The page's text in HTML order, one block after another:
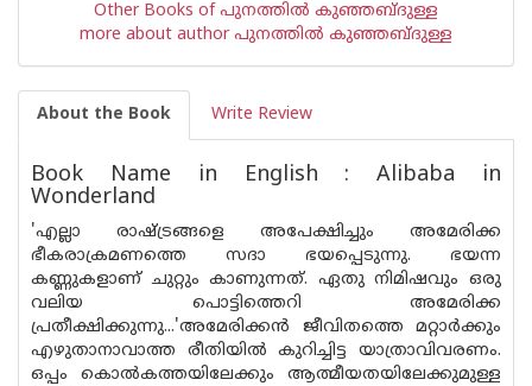
Other Books of പുനത്തില്‍ കുഞ്ഞബ്ദുള്ള
more about author പുനത്തില്‍ കുഞ്ഞബ്ദുള്ള
About the Book Write Review
Book Name in English : Alibaba in
Wonderland
'എല്ലാ രാഷ്ട്രങ്ങളെ അപേക്ഷിച്ചും അമേരിക്ക
ഭീകരാക്രമണത്തെ സദാ ഭയപ്പെടുന്നു. ഭയന്ന
കണ്ണുകളാണ് ചുറ്റും കാണുന്നത്. ഏതു നിമിഷവും ഒരു
വലിയ പൊട്ടിത്തെറി അമേരിക്ക
പ്രതീക്ഷിക്കുന്നു...'അമേരിക്കന്‍ ജീവിതത്തെ മറ്റാര്‍ക്കും
എഴുതാനാവാത്ത രീതിയില്‍ കുറിച്ചിട്ട യാത്രാവിവരണം.
ഒപ്പം കൊല്‍കത്തയിലേക്കും ആത്മീയതയിലേക്കുമുള്ള